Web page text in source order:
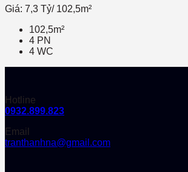
Giá: 7,3 Tỷ/ 102,5m²
102,5m²
4 PN
4 WC
Hotline
0932.899.823
Email
tranthanhna@gmail.com